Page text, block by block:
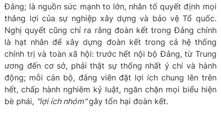
Đảng; là nguồn sức mạnh to lớn, nhân tố quyết định mọi
thắng lợi của sự nghiệp xây dựng và bảo vệ Tổ quốc.
Nghị quyết cũng chỉ ra rằng đoàn kết trong Đảng chính
là hạt nhân để xây dựng đoàn kết trong cả hệ thống
chính trị và toàn xã hội: trước hết nội bộ Đảng, từ Trung
ương đến cơ sở, phải thật sự thống nhất ý chí và hành
động; mỗi cán bộ, đảng viên đặt lợi ích chung lên trên
hết, chấp hành nghiêm kỷ luật, ngăn chặn mọi biểu hiện
bè phái, "lợi ích nhóm"gây tổn hại đoàn kết.